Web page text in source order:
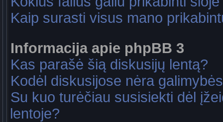
Kaip surasti visus mano
Informacija apie phpBB 3
Kas parašė šią diskusijų lentą?
Kodėl diskusijose nėra
Su kuo turėčiau susisiekti dėl
lentoje?